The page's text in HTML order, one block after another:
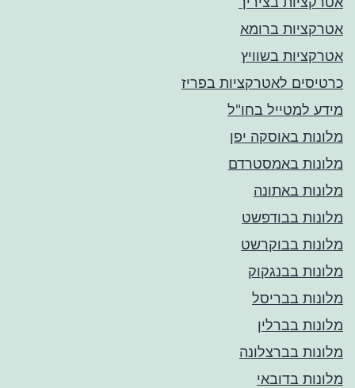
אטרקציות ברומא
אטרקציות בשוויץ
כרטיסים לאטרקציות בפריז
מידע למטייל בחו"ל
מלונות באוסקה יפן
מלונות באמסטרדם
מלונות באתונה
מלונות בבודפשט
מלונות בבוקרשט
מלונות בבנגקוק
מלונות בבריסל
מלונות בברלין
מלונות בברצלונה
מלונות בדובאי